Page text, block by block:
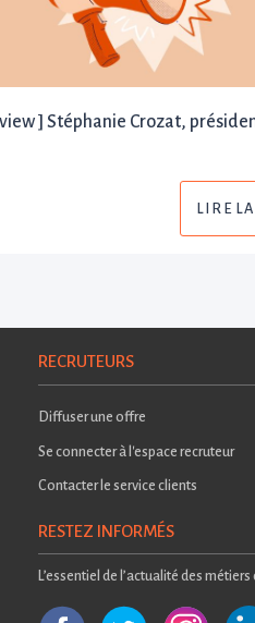
] Stéphanie Crozat,
LIRE
RECRUTEURS
Diffuser une offre
Se connecter à l'espace recruteur
Contacter le service clients
RESTEZ INFORMÉS
L’essentiel de l’actualité des métiers